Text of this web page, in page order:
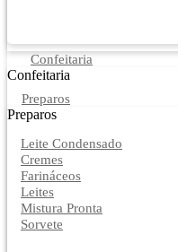
Confeitaria
Confeitaria
Preparos
Preparos
Leite Condensado
Cremes
Farináceos
Leites
Mistura Pronta
Sorvete